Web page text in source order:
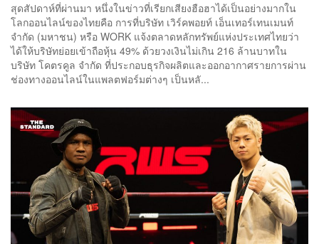
สุดสัปดาห์ที่ผ่านมา หนึ่งในข่าวที่เรียกเสียงฮือฮาได้เป็นอย่างมากใน
โลกออนไลน์ของไทยคือ การที่บริษัท เวิร์คพอยท์ เอ็นเทอร์เทนเมนท์
จำกัด (มหาชน) หรือ WORK แจ้งตลาดหลักทรัพย์แห่งประเทศไทยว่า
ได้ให้บริษัทย่อยเข้าถือหุ้น 49% ด้วยวงเงินไม่เกิน 216 ล้านบาทใน
บริษัท โคตรคูล จำกัด ที่ประกอบธุรกิจผลิตและออกอากาศรายการผ่าน
ช่องทางออนไลน์ในแพลตฟอร์มต่างๆ เป็นหลั...